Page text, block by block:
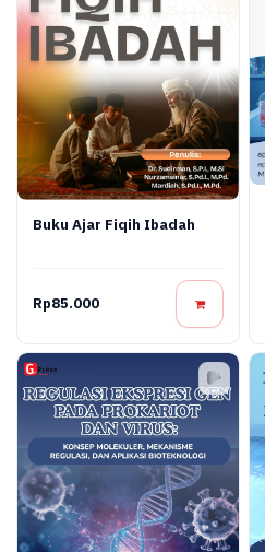
Buku Ajar Fiqih Ibadah
Rp85.000